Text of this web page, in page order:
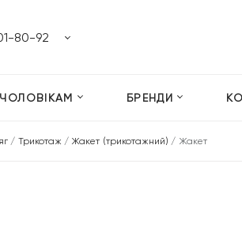
80-92
ЧОЛОВІКАМ БРЕНДИ
/ Трикотаж / Жакет (трикотажний) / Жакет